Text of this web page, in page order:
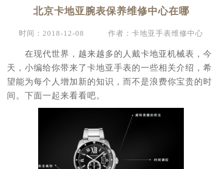
北京卡地亚腕表保养维修中心在哪
时间：2018-12-08 作者：卡地亚手表维修中心
在现代世界，越来越多的人戴卡地亚机械表，今
天，小编给你带来了卡地亚手表的一些相关介绍，希
望能为每个人增加新的知识，而不是浪费你宝贵的时
间。下面一起来看看吧。